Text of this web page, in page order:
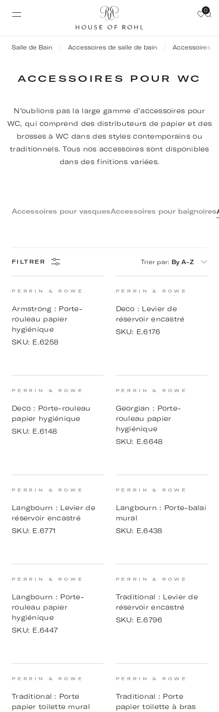
0
Salle de Bain Accessoires de salle de bain Accessoires
ACCESSOIRES POUR WC
N’oublions pas la large gamme d’accessoires pour
WC, qui comprend des distributeurs de papier et des
brosses à WC dans des styles contemporains ou
traditionnels. Tous nos accessoires sont disponibles
dans des finitions variées.
Accessoires pour vasquesAccessoires pour baignoires
FILTRER Trier par: By A-Z
PERRIN & ROWE
Armstrong : Porte-
rouleau papier
hygiénique
SKU: E.6258
PERRIN & ROWE
Deco : Levier de
réservoir encastré
SKU: E.6176
PERRIN & ROWE
Deco : Porte-rouleau
papier hygiénique
SKU: E.6148
PERRIN & ROWE
Georgian : Porte-
rouleau papier
hygiénique
SKU: E.6648
PERRIN & ROWE
Langbourn : Levier de
réservoir encastré
SKU: E.6771
PERRIN & ROWE
Langbourn : Porte-balai
mural
SKU: E.6438
PERRIN & ROWE
Langbourn : Porte-
rouleau papier
hygiénique
SKU: E.6447
PERRIN & ROWE
Traditional : Levier de
réservoir encastré
SKU: E.6796
PERRIN & ROWE
Traditional : Porte
papier toilette mural
PERRIN & ROWE
Traditional : Porte
papier toilette à bras